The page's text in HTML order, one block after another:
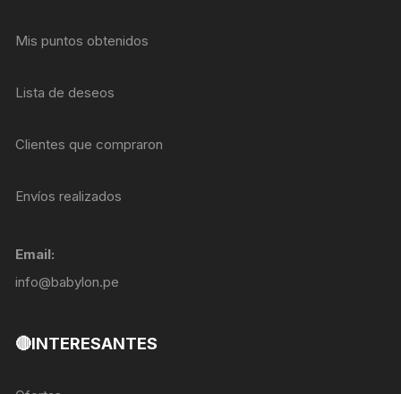
Mis puntos obtenidos
Lista de deseos
Clientes que compraron
Envíos realizados
Email:
info@babylon.pe
🔴INTERESANTES